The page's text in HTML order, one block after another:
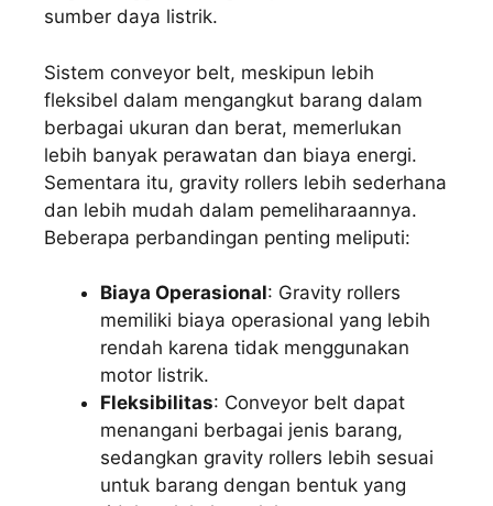
sumber daya listrik.
Sistem conveyor belt, meskipun lebih
fleksibel dalam mengangkut barang dalam
berbagai ukuran dan berat, memerlukan
lebih banyak perawatan dan biaya energi.
Sementara itu, gravity rollers lebih sederhana
dan lebih mudah dalam pemeliharaannya.
Beberapa perbandingan penting meliputi:
Biaya Operasional: Gravity rollers
memiliki biaya operasional yang lebih
rendah karena tidak menggunakan
motor listrik.
Fleksibilitas: Conveyor belt dapat
menangani berbagai jenis barang,
sedangkan gravity rollers lebih sesuai
untuk barang dengan bentuk yang